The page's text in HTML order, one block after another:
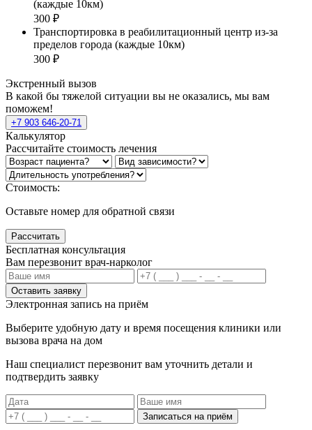
(каждые 10км)
300 ₽
Транспортировка в реабилитационный центр из-за
пределов города (каждые 10км)
300 ₽
Экстренный вызов
В какой бы тяжелой ситуации вы не оказались, мы вам
поможем!
+7 903 646-20-71
Калькулятор
Рассчитайте стоимость лечения
Стоимость:
Оставьте номер для обратной связи
Рассчитать
Бесплатная консультация
Вам перезвонит врач-нарколог
Оставить заявку
Электронная запись на приём
Выберите удобную дату и время посещения клиники или
вызова врача на дом
Наш специалист перезвонит вам уточнить детали и
подтвердить заявку
Записаться на приём